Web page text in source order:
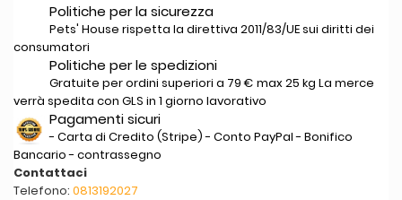
Politiche per la sicurezza
Pets' House rispetta la direttiva 2011/83/UE sui diritti dei
consumatori
Politiche per le spedizioni
Gratuite per ordini superiori a 79 € max 25 kg La merce
verrà spedita con GLS in 1 giorno lavorativo
Pagamenti sicuri
- Carta di Credito (Stripe) - Conto PayPal - Bonifico
Bancario - contrassegno
Contattaci
Telefono: 0813192027